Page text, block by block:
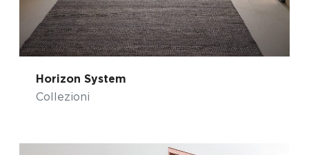
Horizon System
Collezioni